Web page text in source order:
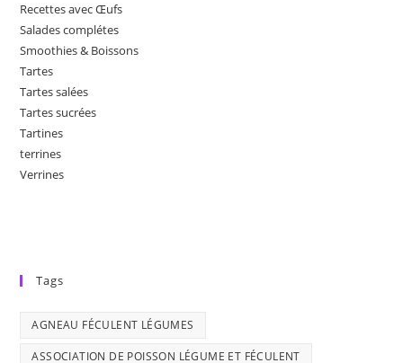
Recettes avec Œufs
Salades complétes
Smoothies & Boissons
Tartes
Tartes salées
Tartes sucrées
Tartines
terrines
Verrines
Tags
AGNEAU FÉCULENT LÉGUMES
ASSOCIATION DE POISSON LÉGUME ET FÉCULENT